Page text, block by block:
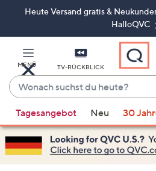
ZumHeute Versand gratis &
HalloQVC
MENÜ TV-RÜCKBLICK
Wonach
suchst
du
heute?
Vorschläge
verfügbar
sind,
verwenden
Tagesangebot Neu 30